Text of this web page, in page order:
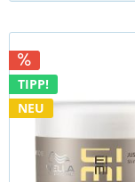
TIPP!
NEU